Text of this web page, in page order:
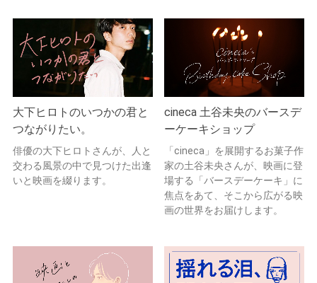
大下ヒロトのいつかの君と
つながりたい。
俳優の大下ヒロトさんが、人と
交わる風景の中で見つけた出逢
いと映画を綴ります。
cineca 土谷未央のバースデ
ーケーキショップ
「cineca」を展開するお菓子作
家の土谷未央さんが、映画に登
場する「バースデーケーキ」に
焦点をあて、そこから広がる映
画の世界をお届けします。